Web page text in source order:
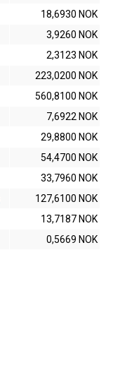
18,6930 NOK
3,9260 NOK
2,3123 NOK
223,0200 NOK
560,8100 NOK
7,6922 NOK
29,8800 NOK
54,4700 NOK
33,7960 NOK
127,6100 NOK
13,7187 NOK
0,5669 NOK